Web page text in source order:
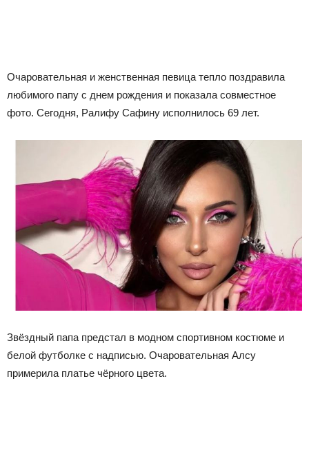
Очаровательная и женственная певица тепло поздравила
любимого папу с днем рождения и показала совместное
фото. Сегодня, Ралифу Сафину исполнилось 69 лет.
Звёздный папа предстал в модном спортивном костюме и
белой футболке с надписью. Очаровательная Алсу
примерила платье чёрного цвета.